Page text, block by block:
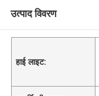
उत्पाद विवरण
हाई लाइट: